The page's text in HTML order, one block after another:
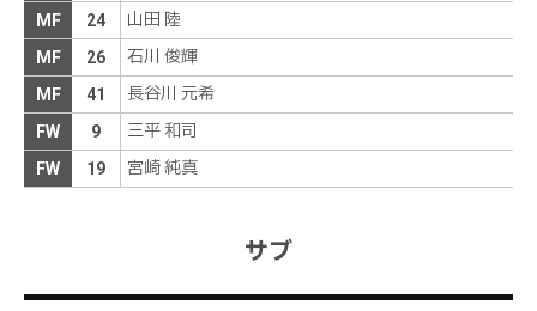
前半22分
甲府の積極的なプレスに遭うが、巧みなパス回しで
回避する
前半18分
今季のリーグ戦、先制に成功した試合は１９試合。
１８勝１分け０敗で勝率は９４．７％
ゴール！！！高い位置で松田が相手のパスをカット
見が受けると、ドリブルでペナルティエリア左を突
破し、角度の無い位置から左足を振り抜く。シュー
MF 24 山田 陸
MF 26 石川 俊輝
MF 41 長谷川 元希
FW 9 三平 和司
FW 19 宮崎 純真
サブ